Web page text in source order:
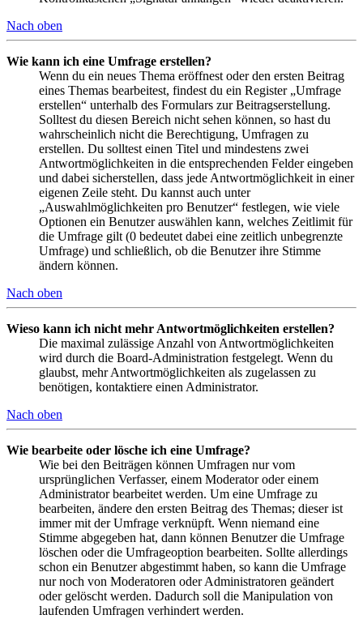
Nach oben
Wie kann ich eine Umfrage erstellen?
Wenn du ein neues Thema eröffnest oder den ersten Beitrag
eines Themas bearbeitest, findest du ein Register „Umfrage
erstellen“ unterhalb des Formulars zur Beitragserstellung.
Solltest du diesen Bereich nicht sehen können, so hast du
wahrscheinlich nicht die Berechtigung, Umfragen zu
erstellen. Du solltest einen Titel und mindestens zwei
Antwortmöglichkeiten in die entsprechenden Felder eingeben
und dabei sicherstellen, dass jede Antwortmöglichkeit in einer
eigenen Zeile steht. Du kannst auch unter
„Auswahlmöglichkeiten pro Benutzer“ festlegen, wie viele
Optionen ein Benutzer auswählen kann, welches Zeitlimit für
die Umfrage gilt (0 bedeutet dabei eine zeitlich unbegrenzte
Umfrage) und schließlich, ob die Benutzer ihre Stimme
ändern können.
Nach oben
Wieso kann ich nicht mehr Antwortmöglichkeiten erstellen?
Die maximal zulässige Anzahl von Antwortmöglichkeiten
wird durch die Board-Administration festgelegt. Wenn du
glaubst, mehr Antwortmöglichkeiten als zugelassen zu
benötigen, kontaktiere einen Administrator.
Nach oben
Wie bearbeite oder lösche ich eine Umfrage?
Wie bei den Beiträgen können Umfragen nur vom
ursprünglichen Verfasser, einem Moderator oder einem
Administrator bearbeitet werden. Um eine Umfrage zu
bearbeiten, ändere den ersten Beitrag des Themas; dieser ist
immer mit der Umfrage verknüpft. Wenn niemand eine
Stimme abgegeben hat, dann können Benutzer die Umfrage
löschen oder die Umfrageoption bearbeiten. Sollte allerdings
schon ein Benutzer abgestimmt haben, so kann die Umfrage
nur noch von Moderatoren oder Administratoren geändert
oder gelöscht werden. Dadurch soll die Manipulation von
laufenden Umfragen verhindert werden.